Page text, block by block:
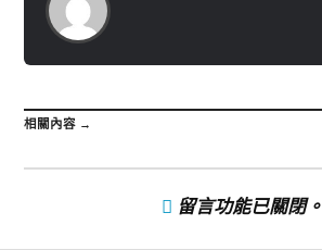
相關內容 →
留言功能已關閉。